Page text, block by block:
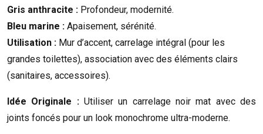
Gris anthracite : Profondeur, modernité.
Bleu marine : Apaisement, sérénité.
Utilisation : Mur d’accent, carrelage intégral (pour les
grandes toilettes), association avec des éléments clairs
(sanitaires, accessoires).
Idée Originale : Utiliser un carrelage noir mat avec des
joints foncés pour un look monochrome ultra-moderne.